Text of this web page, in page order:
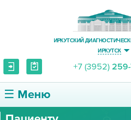
ИРКУТСКИЙ
ИРКУТСК
+7 (3952)
☰ Меню